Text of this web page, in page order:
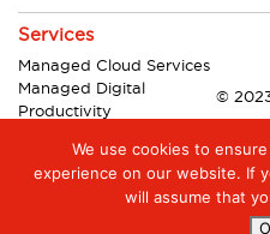
We use cookies to
experience on our website. If
will assume that
Services
Managed Cloud Services
Managed Digital
Productivity
Insights
Hubungi Kami
©